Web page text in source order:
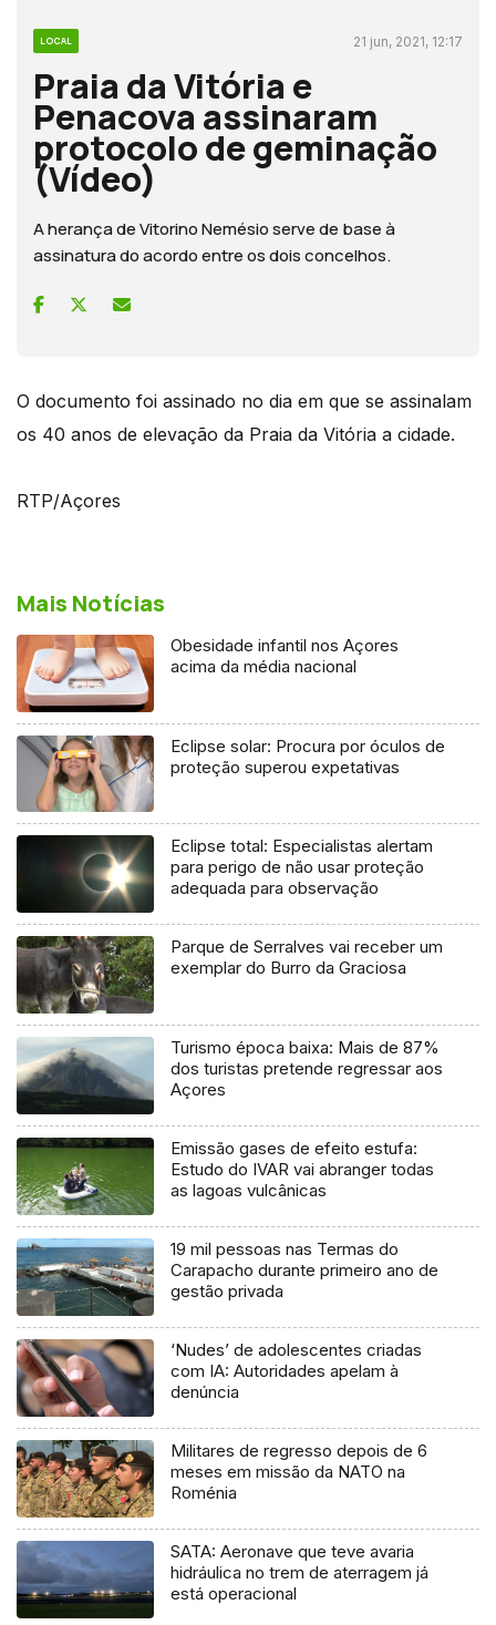
LOCAL 21 jun, 2021, 12:17
Praia da Vitória e
Penacova assinaram
protocolo de geminação
(Vídeo)
A herança de Vitorino Nemésio serve de base à
assinatura do acordo entre os dois concelhos.
O documento foi assinado no dia em que se assinalam
os 40 anos de elevação da Praia da Vitória a cidade.
RTP/Açores
Mais Notícias
Obesidade infantil nos Açores
acima da média nacional
Eclipse solar: Procura por óculos de
proteção superou expetativas
Eclipse total: Especialistas alertam
para perigo de não usar proteção
adequada para observação
Parque de Serralves vai receber um
exemplar do Burro da Graciosa
Turismo época baixa: Mais de 87%
dos turistas pretende regressar aos
Açores
Emissão gases de efeito estufa:
Estudo do IVAR vai abranger todas
as lagoas vulcânicas
19 mil pessoas nas Termas do
Carapacho durante primeiro ano de
gestão privada
‘Nudes’ de adolescentes criadas
com IA: Autoridades apelam à
denúncia
Militares de regresso depois de 6
meses em missão da NATO na
Roménia
SATA: Aeronave que teve avaria
hidráulica no trem de aterragem já
está operacional